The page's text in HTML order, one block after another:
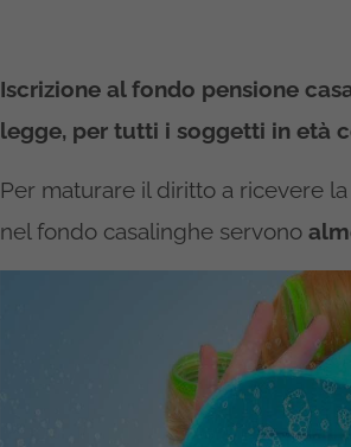
Iscrizione al fondo pensione
legge, per tutti i soggetti in età
Per maturare il diritto a ricevere
nel fondo casalinghe servono